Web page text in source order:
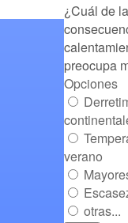
¿Cuál de
preocupa
Opciones
verano
otras...